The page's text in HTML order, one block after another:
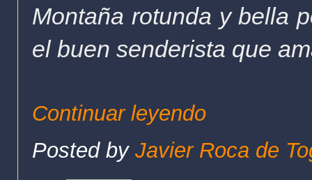
Montaña rotunda y bella
el buen senderista que
Continuar leyendo
Posted by Javier Roca de